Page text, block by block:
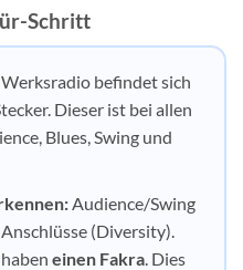
Schritt
befindet sich
Dieser ist bei allen
Blues, Swing und
Audience/Swing
(Diversity).
einen Fakra. Dies